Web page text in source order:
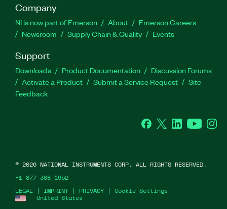
Company
NI is now part of Emerson About
Emerson Careers
Newsroom
Supply Chain & Quality Events
Support
Downloads Product Documentation
Discussion Forums
Activate a Product
Submit a Service Request
Site
Feedback
Facebook
Twitter LinkedInYouTube
United States
LEGAL | IMPRINT | PRIVACY | Cookie Settings
© 2026 NATIONAL INSTRUMENTS CORP. ALL RIGHTS RESERVED.
+1 877 388 1952